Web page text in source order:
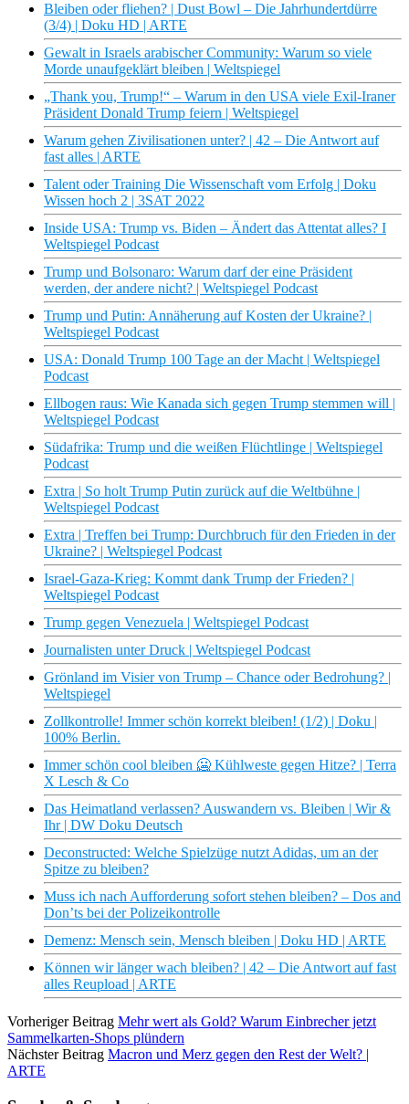
Bleiben oder fliehen? | Dust Bowl – Die Jahrhundertdürre
(3/4) | Doku HD | ARTE
Gewalt in Israels arabischer Community: Warum so viele
Morde unaufgeklärt bleiben | Weltspiegel
„Thank you, Trump!“ – Warum in den USA viele Exil-Iraner
Präsident Donald Trump feiern | Weltspiegel
Warum gehen Zivilisationen unter? | 42 – Die Antwort auf
fast alles | ARTE
Talent oder Training Die Wissenschaft vom Erfolg | Doku
Wissen hoch 2 | 3SAT 2022
Inside USA: Trump vs. Biden – Ändert das Attentat alles? I
Weltspiegel Podcast
Trump und Bolsonaro: Warum darf der eine Präsident
werden, der andere nicht? | Weltspiegel Podcast
Trump und Putin: Annäherung auf Kosten der Ukraine? |
Weltspiegel Podcast
USA: Donald Trump 100 Tage an der Macht | Weltspiegel
Podcast
Ellbogen raus: Wie Kanada sich gegen Trump stemmen will |
Weltspiegel Podcast
Südafrika: Trump und die weißen Flüchtlinge | Weltspiegel
Podcast
Extra | So holt Trump Putin zurück auf die Weltbühne |
Weltspiegel Podcast
Extra | Treffen bei Trump: Durchbruch für den Frieden in der
Ukraine? | Weltspiegel Podcast
Israel-Gaza-Krieg: Kommt dank Trump der Frieden? |
Weltspiegel Podcast
Trump gegen Venezuela | Weltspiegel Podcast
Journalisten unter Druck | Weltspiegel Podcast
Grönland im Visier von Trump – Chance oder Bedrohung? |
Weltspiegel
Zollkontrolle! Immer schön korrekt bleiben! (1/2) | Doku |
100% Berlin.
Immer schön cool bleiben 🥶 Kühlweste gegen Hitze? | Terra
X Lesch & Co
Das Heimatland verlassen? Auswandern vs. Bleiben | Wir &
Ihr | DW Doku Deutsch
Deconstructed: Welche Spielzüge nutzt Adidas, um an der
Spitze zu bleiben?
Muss ich nach Aufforderung sofort stehen bleiben? – Dos and
Don’ts bei der Polizeikontrolle
Demenz: Mensch sein, Mensch bleiben | Doku HD | ARTE
Können wir länger wach bleiben? | 42 – Die Antwort auf fast
alles Reupload | ARTE
Vorheriger Beitrag Mehr wert als Gold? Warum Einbrecher jetzt
Sammelkarten-Shops plündern
Nächster Beitrag Macron und Merz gegen den Rest der Welt? |
ARTE